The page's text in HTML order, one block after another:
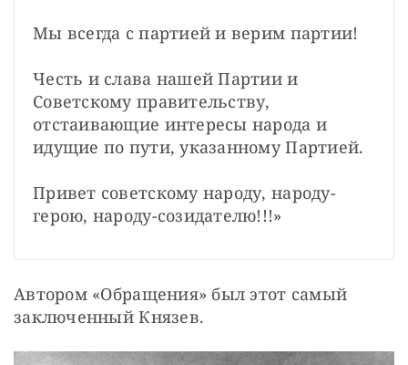
Мы всегда с партией и верим партии!
Честь и слава нашей Партии и
Советскому правительству,
отстаивающие интересы народа и
идущие по пути, указанному Партией.
Привет советскому народу, народу-
герою, народу-созидателю!!!»
Автором «Обращения» был этот самый
заключенный Князев.